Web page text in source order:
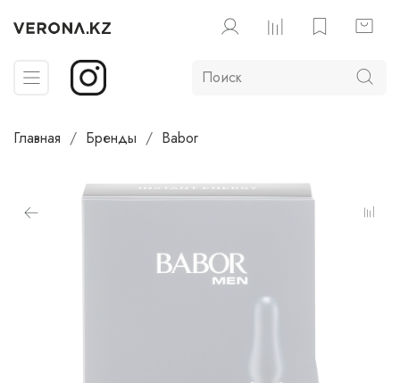
Главная Бренды Babor